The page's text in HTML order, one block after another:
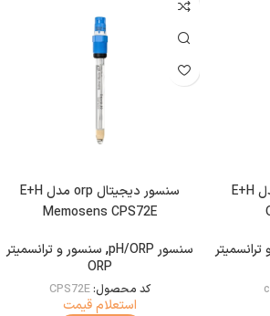
سنسور آنالوگ ORP مدل E+H
سنسور دیجیتال orp مدل E+H
Memosens CPS72E
سنسور pH/ORP
, سنسور و ترانسمیتر
ORP
کد محصول:CPS72E
استعلام قیمت